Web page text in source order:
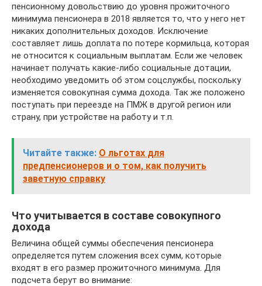
пенсионному довольствию до уровня прожиточного
минимума пенсионера в 2018 является то, что у него нет
никаких дополнительных доходов. Исключение
составляет лишь доплата по потере кормильца, которая
не относится к социальным выплатам. Если же человек
начинает получать какие-либо социальные дотации,
необходимо уведомить об этом соцслужбы, поскольку
изменяется совокупная сумма дохода. Так же положено
поступать при переезде на ПМЖ в другой регион или
страну, при устройстве на работу и т.п.
Читайте также: О льготах для
предпенсионеров и о том, как получить
заветную справку
Что учитывается в составе совокупного
дохода
Величина общей суммы обеспечения пенсионера
определяется путем сложения всех сумм, которые
входят в его размер прожиточного минимума. Для
подсчета берут во внимание: